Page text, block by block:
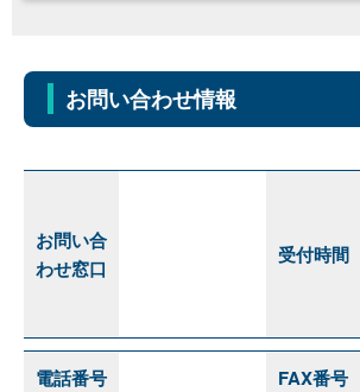
お問い合わせ情報
お問い合
わせ窓口
受付時間
電話番号 FAX番号